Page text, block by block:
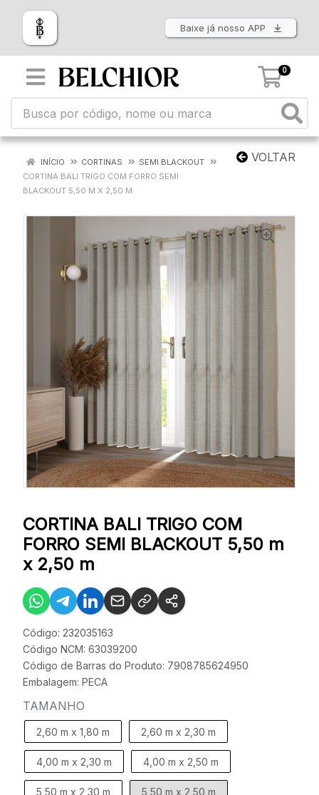
Baixe já nosso APP
0
VOLTAR
INÍCIO CORTINAS
SEMI BLACKOUT
CORTINA BALI TRIGO COM FORRO SEMI
BLACKOUT 5,50 M X 2,50 M
CORTINA BALI TRIGO COM
FORRO SEMI BLACKOUT 5,50 m
x 2,50 m
Código: 232035163
Código NCM: 63039200
Código de Barras do Produto: 7908785624950
Embalagem: PECA
TAMANHO
2,60 m x 1,80 m 2,60 m x 2,30 m
4,00 m x 2,30 m 4,00 m x 2,50 m
5,50 m x 2,30 m 5,50 m x 2,50 m